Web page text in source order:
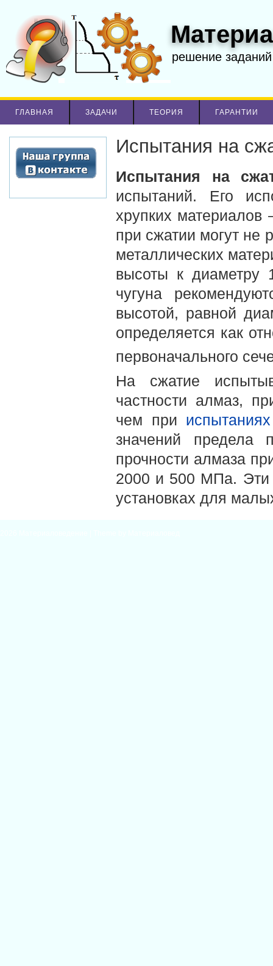
решение
ГЛАВНАЯ ЗАДАЧИ ТЕОРИЯ ГАРАНТИИ
Испытания на
Испытания на
испытаний. Его
хрупких
при сжатии могут не
металлических
высоты к диаметру
чугуна
высотой, равной
определяется как
первоначального
На сжатие
частности алмаз,
чем при
значений предела
прочности алмаза
2000 и 500 МПа. Эти
установках для